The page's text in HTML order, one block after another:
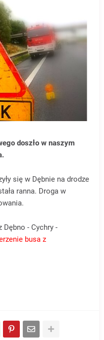
doszło w naszym
się w Dębnie na drodze
ranna. Droga w
Dębno - Cychry -
busa z